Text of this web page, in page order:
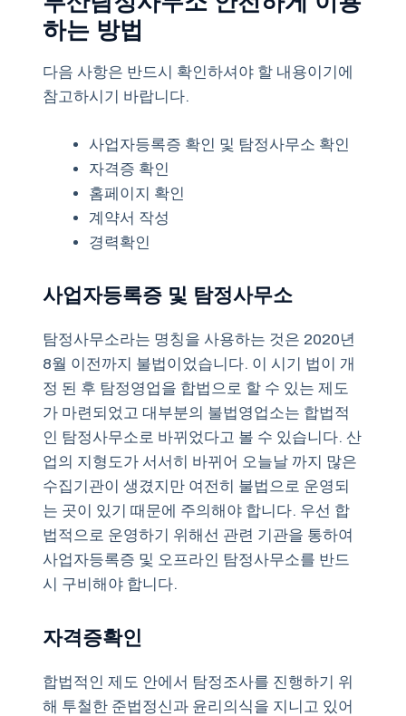
하는 방법
다음 사항은 반드시 확인하셔야 할 내용이기에
참고하시기 바랍니다.
사업자등록증 확인 및 탐정사무소 확인
자격증 확인
홈페이지 확인
계약서 작성
경력확인
사업자등록증 및 탐정사무소
탐정사무소라는 명칭을 사용하는 것은 2020년
8월 이전까지 불법이었습니다. 이 시기 법이 개
정 된 후 탐정영업을 합법으로 할 수 있는 제도
가 마련되었고 대부분의 불법영업소는 합법적
인 탐정사무소로 바뀌었다고 볼 수 있습니다. 산
업의 지형도가 서서히 바뀌어 오늘날 까지 많은
수집기관이 생겼지만 여전히 불법으로 운영되
는 곳이 있기 때문에 주의해야 합니다. 우선 합
법적으로 운영하기 위해선 관련 기관을 통하여
사업자등록증 및 오프라인 탐정사무소를 반드
시 구비해야 합니다.
자격증확인
합법적인 제도 안에서 탐정조사를 진행하기 위
해 투철한 준법정신과 윤리의식을 지니고 있어